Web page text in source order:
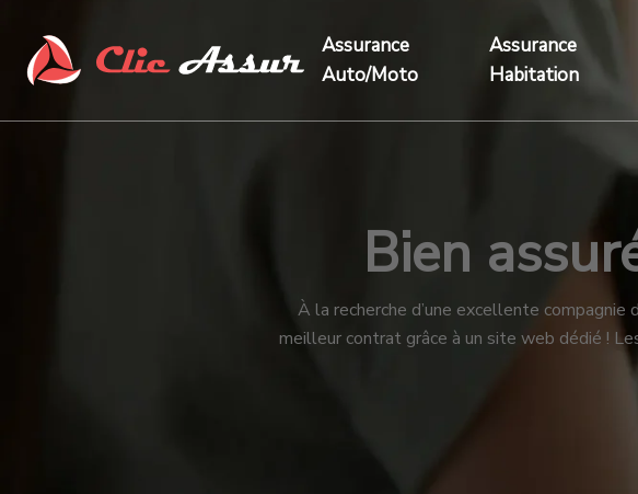
Assurance
Auto/Moto
Assurance
Habitation
Bien
À la recherche d’une excellente
meilleur contrat grâce à un site web dédié !